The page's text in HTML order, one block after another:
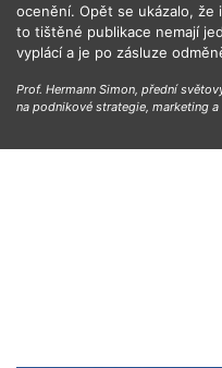
ocenění. Opět se ukázalo, že
to tištěné publikace nemají
vyplácí a je po zásluze
Prof. Hermann Simon, přední
na podnikové strategie, marketing